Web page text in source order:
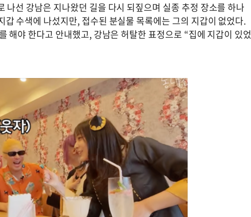
나선 강남은 지나왔던 길을 다시 되짚으며 실종 추정 장소를 하나
수색에 나섰지만, 접수된 분실물 목록에는 그의 지갑이 없었다.
해야 한다고 안내했고, 강남은 허탈한 표정으로 “집에 지갑이 있었